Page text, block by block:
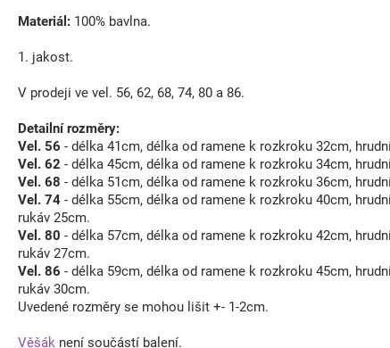
Materiál: 100% bavlna.
1. jakost.
V prodeji ve vel. 56, 62, 68, 74, 80 a 86.
Detailní rozměry:
Vel. 56 - délka 41cm, délka od ramene k rozkroku 32cm,
Vel. 62 - délka 45cm, délka od ramene k rozkroku 34cm,
Vel. 68 - délka 51cm, délka od ramene k rozkroku 36cm,
Vel. 74 - délka 55cm, délka od ramene k rozkroku 40cm,
rukáv 25cm.
Vel. 80 - délka 57cm, délka od ramene k rozkroku 42cm,
rukáv 27cm.
Vel. 86 - délka 59cm, délka od ramene k rozkroku 45cm,
rukáv 30cm.
Uvedené rozměry se mohou lišit +- 1-2cm.
Věšák není součástí balení.